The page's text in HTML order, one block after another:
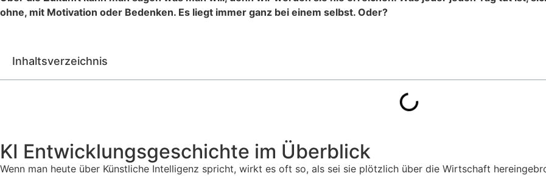
ohne, mit Motivation oder Bedenken. Es liegt immer ganz bei einem selbst. Oder?
Inhaltsverzeichnis
KI Entwicklungsgeschichte im Überblick
Wenn man heute über Künstliche Intelligenz spricht, wirkt es oft so, als sei sie plötzlich über die Wirtschaft